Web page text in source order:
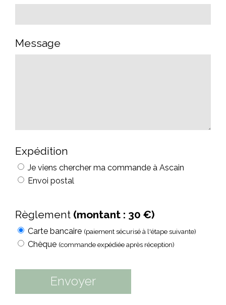
Message
Expédition
Je viens chercher ma commande à Ascain
Envoi postal
Règlement (montant : 30 €)
Carte bancaire (paiement sécurisé à l'étape suivante)
Chèque (commande expédiée après réception)
Envoyer